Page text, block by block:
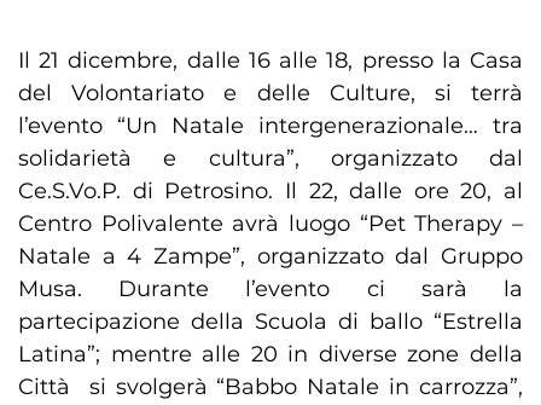
Il 21 dicembre, dalle 16 alle 18, presso la Casa
del Volontariato e delle Culture, si terrà
l’evento “Un Natale intergenerazionale… tra
solidarietà e cultura”, organizzato dal
Ce.S.Vo.P. di Petrosino. Il 22, dalle ore 20, al
Centro Polivalente avrà luogo “Pet Therapy –
Natale a 4 Zampe”, organizzato dal Gruppo
Musa. Durante l’evento ci sarà la
partecipazione della Scuola di ballo “Estrella
Latina”; mentre alle 20 in diverse zone della
Città si svolgerà “Babbo Natale in carrozza”,